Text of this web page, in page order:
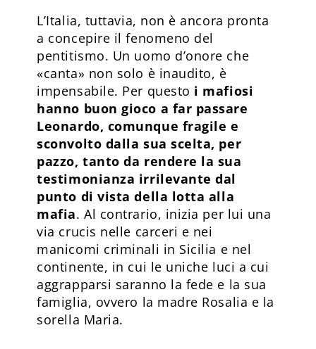
L’Italia, tuttavia, non è ancora pronta
a concepire il fenomeno del
pentitismo. Un uomo d’onore che
«canta» non solo è inaudito, è
impensabile. Per questo i mafiosi
hanno buon gioco a far passare
Leonardo, comunque fragile e
sconvolto dalla sua scelta, per
pazzo, tanto da rendere la sua
testimonianza irrilevante dal
punto di vista della lotta alla
mafia. Al contrario, inizia per lui una
via crucis nelle carceri e nei
manicomi criminali in Sicilia e nel
continente, in cui le uniche luci a cui
aggrapparsi saranno la fede e la sua
famiglia, ovvero la madre Rosalia e la
sorella Maria.